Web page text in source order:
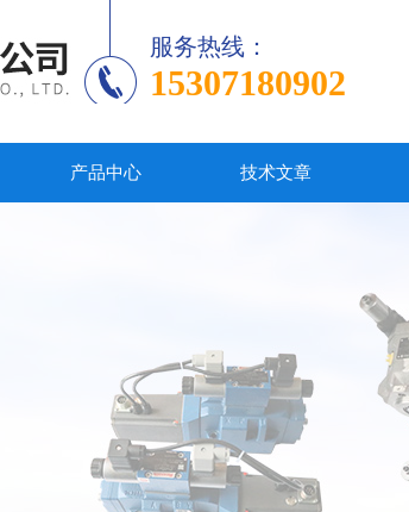
服务热线：
15307180902
产品中心 技术文章